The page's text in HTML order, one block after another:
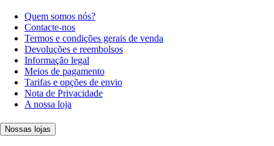
Quem somos nós?
Contacte-nos
Termos e condições gerais de venda
Devoluções e reembolsos
Informação legal
Meios de pagamento
Tarifas e opções de envio
Nota de Privacidade
A nossa loja
Nossas lojas